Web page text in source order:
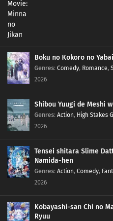
301 Episode 301
300
298 Episode 298
296 Episode 296
294 Episode 294
Episode 293
292 Episode 292
Boku no Kokoro no
Genres: Comedy, Romance,
2026
Shibou Yuugi de Meshi
Genres: Action, High Stakes
2026
Tensei shitara Slime
Namida-hen
Genres: Action, Comedy,
2026
Kobayashi-san Chi no
Ryuu